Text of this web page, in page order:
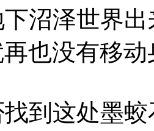
沼泽世界出
也没有移
到这处墨蛟